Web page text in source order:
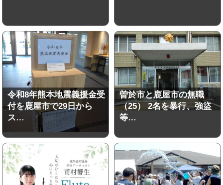
令和8年熊本地震義援金受
付を鹿屋市で29日から
ス…
曽於市と鹿屋市の無職
（25） 2名を暴行、強盜
等…